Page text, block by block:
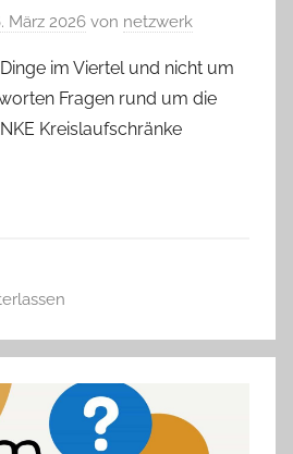
März 2026 von netzwerk
im Viertel und nicht um
Fragen rund um die
Kreislaufschränke